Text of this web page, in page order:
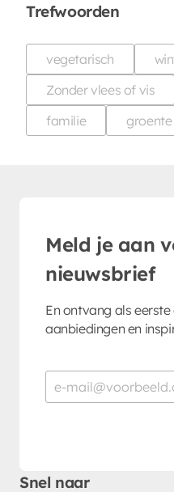
Trefwoorden
vegetarisch
Zonder vlees of vis
familie
Meld je aan
nieuwsbrief
En ontvang als
aanbiedingen en
Snel naar